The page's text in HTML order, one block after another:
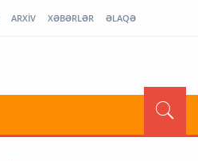
ARXİV XƏBƏRLƏR ƏLAQƏ